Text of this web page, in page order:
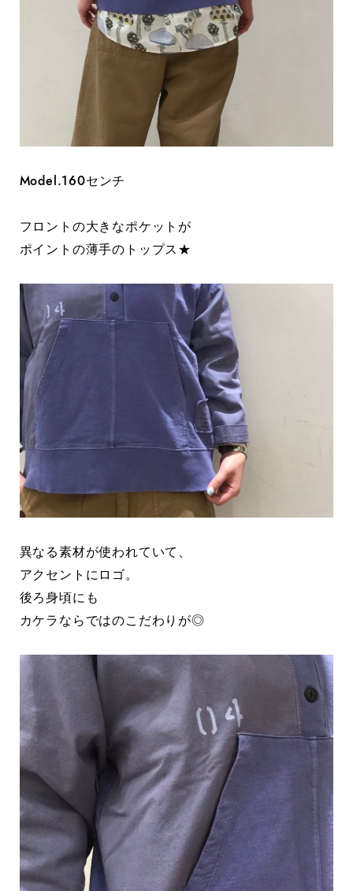
Model.160センチ
フロントの大きなポケットが
ポイントの薄手のトップス★
異なる素材が使われていて、
アクセントにロゴ。
後ろ身頃にも
カケラならではのこだわりが◎